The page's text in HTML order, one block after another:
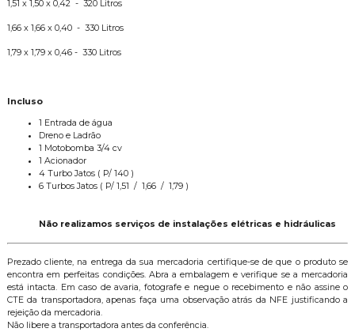
1,51 x 1,50 x 0,42 - 320 Litros
1,66 x 1,66 x 0,40 - 330 Litros
1,79 x 1,79 x 0,46 - 330 Litros
Incluso
1 Entrada de água
Dreno e Ladrão
1 Motobomba 3/4 cv
1 Acionador
4 Turbo Jatos ( P/ 140 )
6 Turbos Jatos ( P/ 1,51 / 1,66 / 1,79 )
Não realizamos serviços de instalações elétricas e hidráulicas
Prezado cliente, na entrega da sua mercadoria certifique-se de que o produto se
encontra em perfeitas condições. Abra a embalagem e verifique se a mercadoria
está intacta. Em caso de avaria, fotografe e negue o recebimento e não assine o
CTE da transportadora, apenas faça uma observação atrás da NFE justificando a
rejeição da mercadoria.
Não libere a transportadora antes da conferência.